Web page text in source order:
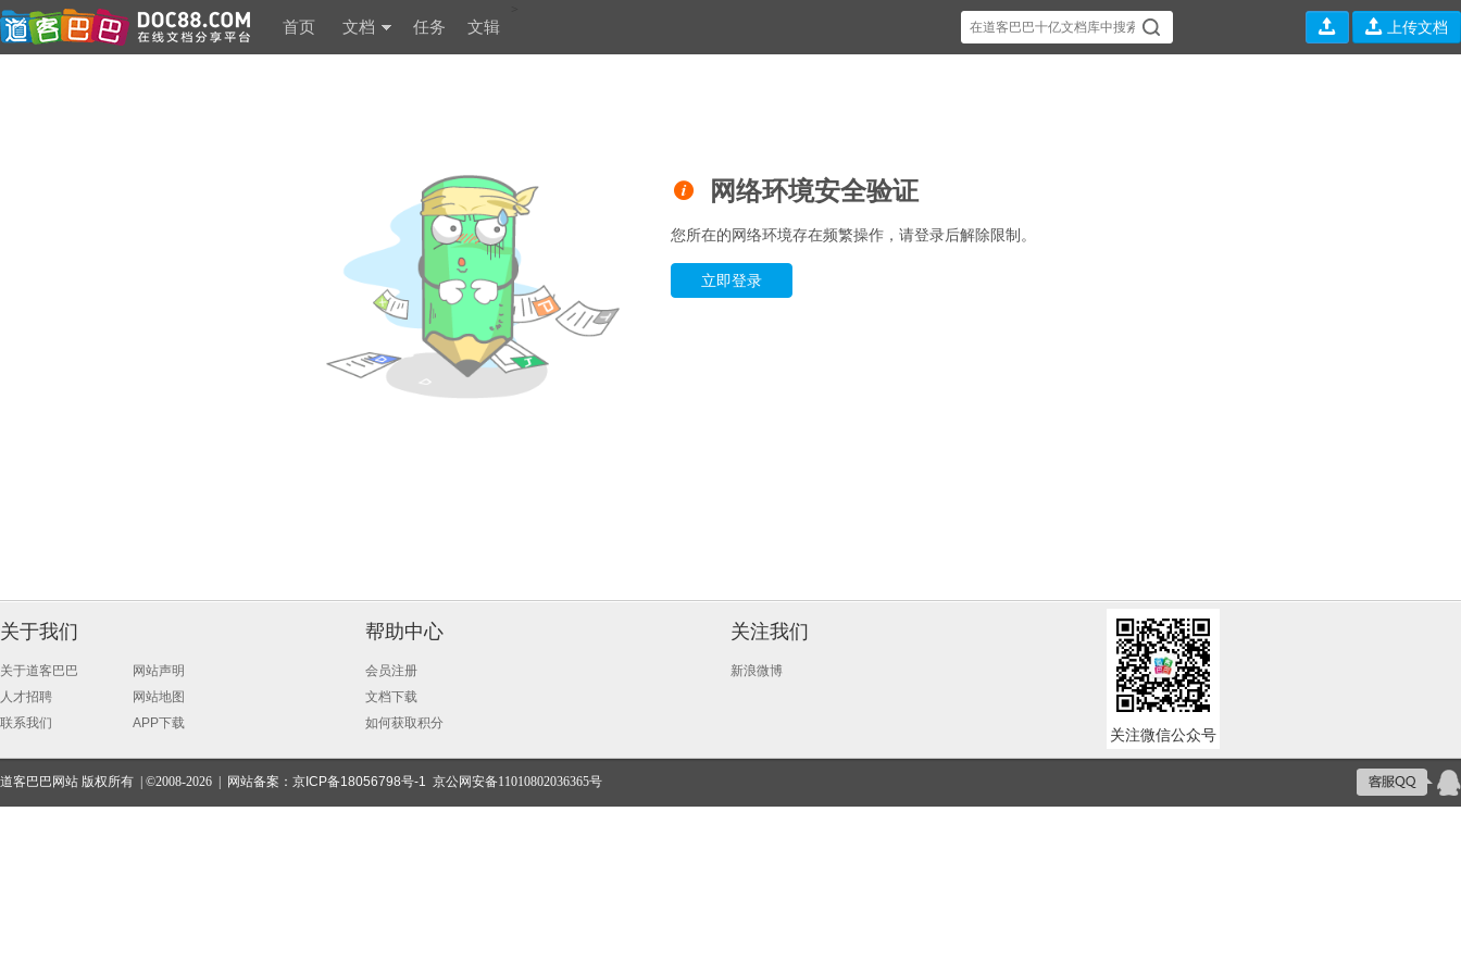
首页 文档 任务 文辑   上传文档
 网络环境安全验证
您所在的网络环境存在频繁操作，请登录后解除限制。
立即登录
关于我们
关于道客巴巴
人才招聘
联系我们
网站声明
网站地图
APP下载
帮助中心
会员注册
文档下载
如何获取积分
关注我们
新浪微博
关注微信公众号
道客巴巴网站 版权所有 | ©2008-2026 | 网站备案： 京ICP备18056798号-1 京公网安备11010802036365号